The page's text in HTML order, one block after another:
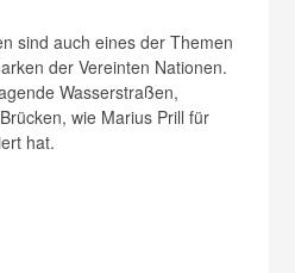
sind auch eines der Themen
der Vereinten Nationen.
Wasserstraßen,
wie Marius Prill für
hat.